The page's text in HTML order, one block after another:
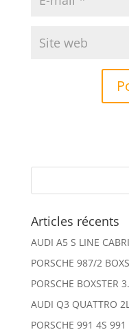
Articles récents
AUDI A5 S LINE
PORSCHE 987/2
PORSCHE BOXSTER
AUDI Q3 QUATTRO
PORSCHE 991 4S 991